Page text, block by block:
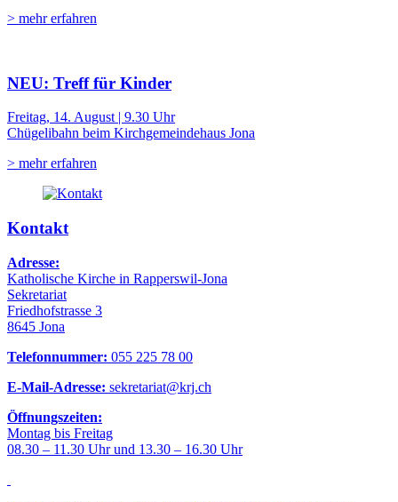
> mehr erfahren
NEU: Treff für Kinder
Freitag, 14. August | 9.30 Uhr
Chügelibahn beim Kirchgemeindehaus Jona
> mehr erfahren
Kontakt
Adresse:
Katholische Kirche in Rapperswil-Jona
Sekretariat
Friedhofstrasse 3
8645 Jona
Telefonnummer: 055 225 78 00
E-Mail-Adresse: sekretariat@krj.ch
Öffnungszeiten:
Montag bis Freitag
08.30 – 11.30 Uhr und 13.30 – 16.30 Uhr